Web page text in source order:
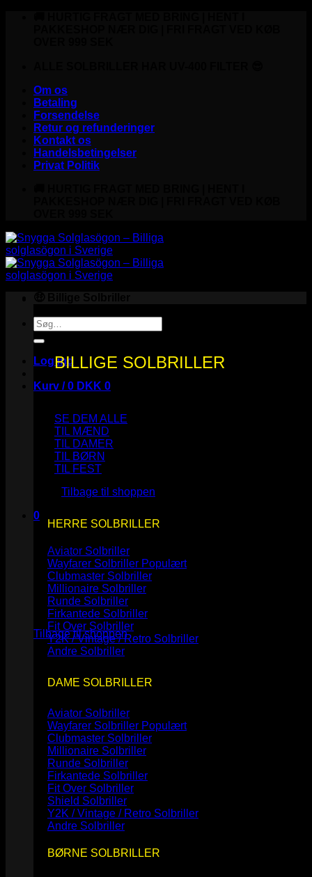
Om os
Betaling
Forsendelse
Retur og refunderinger
Kontakt os
Handelsbetingelser
Privat Politik
Søg
efter:
Log ind
Kurv /0 DKK 0
Ingen varer i kurven.
Tilbage til shoppen
0
Kurv
Ingen varer i kurven.
Tilbage til shoppen
BILLIGE SOLBRILLER
SE DEM ALLE
TIL MÆND
TIL DAMER
TIL BØRN
TIL FEST
HERRE SOLBRILLER
Aviator Solbriller
Wayfarer Solbriller
Clubmaster Solbriller
Millionaire Solbriller
Runde Solbriller
Firkantede Solbriller
Fit Over Solbriller
Y2K / Vintage / Retro Solbriller
Andre Solbriller
DAME SOLBRILLER
Aviator Solbriller
Wayfarer Solbriller
Clubmaster Solbriller
Millionaire Solbriller
Runde Solbriller
Firkantede Solbriller
Fit Over Solbriller
Shield Solbriller
Y2K / Vintage / Retro Solbriller
Andre Solbriller
BØRNE SOLBRILLER